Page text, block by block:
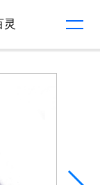
灵